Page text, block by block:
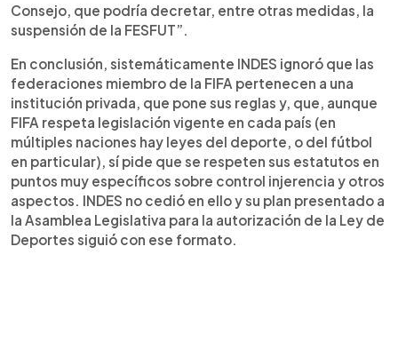
Consejo, que podría decretar, entre otras medidas, la
suspensión de la FESFUT”.
En conclusión, sistemáticamente INDES ignoró que las
federaciones miembro de la FIFA pertenecen a una
institución privada, que pone sus reglas y, que, aunque
FIFA respeta legislación vigente en cada país (en
múltiples naciones hay leyes del deporte, o del fútbol
en particular), sí pide que se respeten sus estatutos en
puntos muy específicos sobre control injerencia y otros
aspectos. INDES no cedió en ello y su plan presentado a
la Asamblea Legislativa para la autorización de la Ley de
Deportes siguió con ese formato.